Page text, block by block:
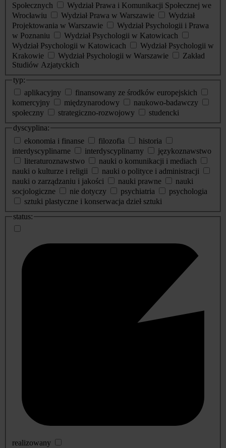
Społecznych
Wydział Prawa i Komunikacji Społecznej we
Wrocławiu
Wydział Prawa w Warszawie
Wydział
Projektowania w Warszawie
Wydział Psychologii i Prawa
w Poznaniu
Wydział Psychologii w Katowicach
Wydział Psychologii w Katowicach
Wydział Psychologii w
Krakowie
Wydział Psychologii w Warszawie
Zakład
Studiów Azjatyckich
typ:
aplikacyjny
finansowany ze środków europejskich
komercyjny
międzynarodowy
naukowo-badawczy
społeczny
strategiczno-rozwojowy
studencki
dyscyplina:
ekonomia i finanse
filozofia
historia
interdyscyplinarne
interdyscyplinarny
językoznawstwo
literaturoznawstwo
nauki o komunikacji i mediach
nauki o kulturze i religii
nauki o polityce i administracji
nauki o zarządzaniu i jakości
nauki prawne
nauki
socjologiczne
nie dotyczy psychiatria
psychologia
sztuki plastyczne i konserwacja dzieł sztuki
status:
realizowany